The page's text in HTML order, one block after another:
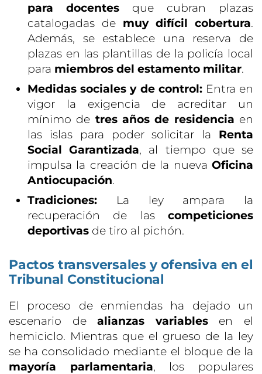
para docentes que cubran plazas
catalogadas de muy difícil cobertura.
Además, se establece una reserva de
plazas en las plantillas de la policía local
para miembros del estamento militar.
Medidas sociales y de control:Entra en
vigor la exigencia de acreditar un
mínimo de tres años de residencia en
las islas para poder solicitar la Renta
Social Garantizada, al tiempo que se
impulsa la creación de la nueva Oficina
Antiocupación.
Tradiciones: La ley ampara la
recuperación de las competiciones
deportivas de tiro al pichón.
Pactos transversales y ofensiva en el
Tribunal Constitucional
El proceso de enmiendas ha dejado un
escenario dealianzas variablesen el
hemiciclo. Mientras que el grueso de la ley
se ha consolidado mediante el bloque de la
mayoría parlamentaria, los populares